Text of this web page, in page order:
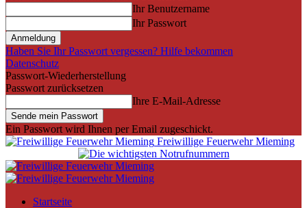
Ihr Benutzername
Ihr Passwort
Haben Sie Ihr Passwort vergessen? Hilfe bekommen
Datenschutz
Passwort-Wiederherstellung
Passwort zurücksetzen
Ihre E-Mail-Adresse
Ein Passwort wird Ihnen per Email zugeschickt.
Freiwillige Feuerwehr Mieming
Startseite